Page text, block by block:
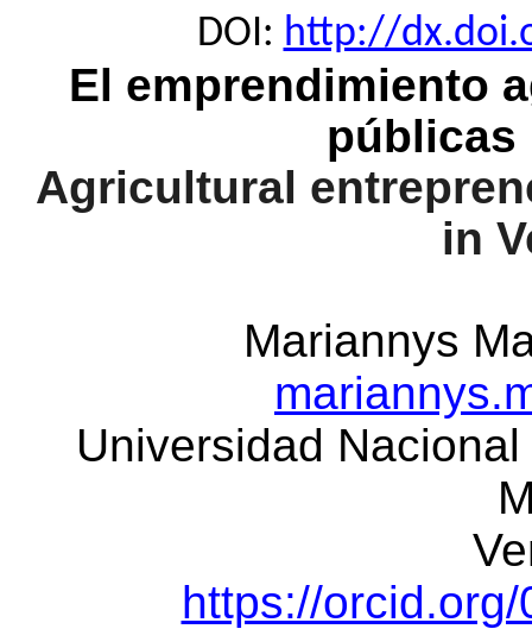
DOI: http://
El emprendimiento
públicas
Agricultural
in
Mariannys
Universidad
https://